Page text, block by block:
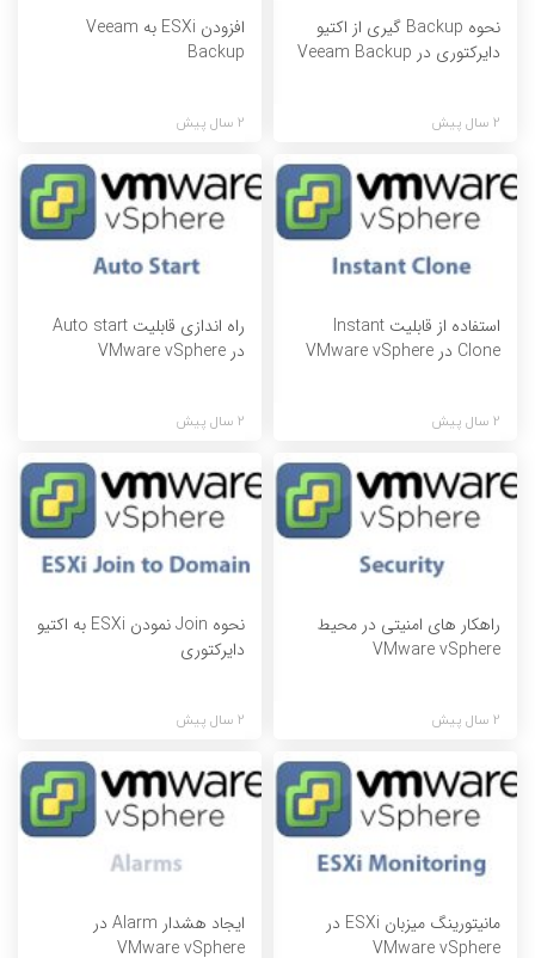
نحوه Backup گیری از اکتیو
دایرکتوری در Veeam Backup
2 سال پیش
افزودن ESXi به Veeam
Backup
2 سال پیش
استفاده از قابلیت Instant
Clone در VMware vSphere
2 سال پیش
راه اندازی قابلیت Auto start
در VMware vSphere
2 سال پیش
راهکار های امنیتی در محیط
VMware vSphere
2 سال پیش
نحوه Join نمودن ESXi به اکتیو
دایرکتوری
2 سال پیش
مانیتورینگ میزبان ESXi در
VMware vSphere
ایجاد هشدار Alarm در
VMware vSphere